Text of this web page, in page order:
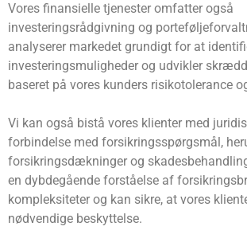
Vores finansielle tjenester omfatter også
investeringsrådgivning og
analyserer markedet grundigt for at
investeringsmuligheder og udvikler
baseret på vores kunders risikotolerance
Vi kan også bistå vores klienter med
forbindelse med forsikringsspørgsmål,
forsikringsdækninger og
en dybdegående forståelse af
kompleksiteter og kan sikre, at vores
nødvendige beskyttelse.